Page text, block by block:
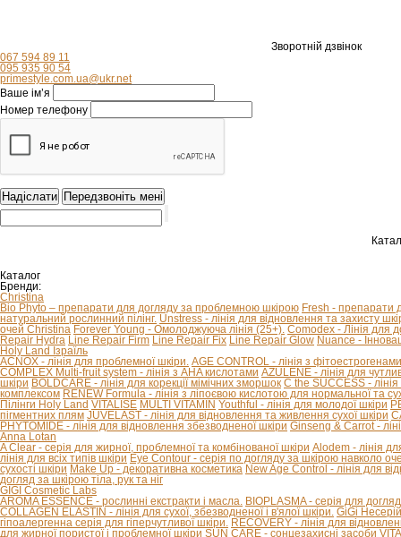
Зворотній дзвінок
067 594 89 11
095 935 90 54
primestyle.com.ua@ukr.net
Ваше ім’я
Номер телефону
Каталог
Бренди:
Christina
Bio Phyto – препарати для догляду за проблемною шкірою Fresh - препарати
натуральний рослинний пілінг. Unstress - лінія для відновлення та захисту
очей Christina Forever Young - Омолоджуюча лінія (25+). Comodex - Лінія для
Repair Hydra Line Repair Firm Line Repair Fix Line Repair Glow Nuance -
Holy Land Ізраїль
ACNOX - лінія для проблемної шкіри. AGE CONTROL - лінія з
COMPLEX Multi-fruit system - лінія з AHA кислотами AZULENE - лінія для
шкіри BOLDCARE - лінія для корекції мімічних зморшок C the SUCCESS -
комплексом RENEW Formula - лінія з ліпоєвою кислотою для нормальної та
Пілінги Holy Land VITALISE MULTI VITAMIN Youthful - лінія для молодої шкіри
пігментних плям JUVELAST - лінія для відновлення та живлення сухої шкіри
PHYTOMIDE - лінія для відновлення збезводненої шкіри Ginseng & Carrot -
Anna Lotan
A Clear - серія для жирної, проблемної та комбінованої шкіри Alodem - лінія
лінія для всіх типів шкіри Eye Contour - серія по догляду за шкірою навколо
сухості шкіри Make Up - декоративна косметика New Age Control - лінія для
догляд за шкірою тіла, рук та ніг
GIGI Cosmetic Labs
AROMA ESSENCE - рослинні екстракти і масла. BIOPLASMA - серія для
COLLAGEN ELASTIN - лінія для сухої, збезводненої і в'ялої шкіри. GiGi
гіпоалергенна серія для гіперчутливої ​​шкіри. RECOVERY - лінія для
для жирної пористої і проблемної шкіри SUN CARE - сонцезахисні засоби